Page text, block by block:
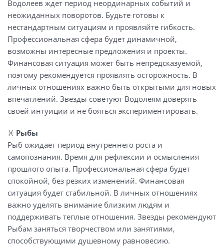
Водолеев ждет период неординарных событий и
неожиданных поворотов. Будьте готовы к
нестандартным ситуациям и проявляйте гибкость.
Профессиональная сфера будет динамичной,
возможны интересные предложения и проекты.
Финансовая ситуация может быть непредсказуемой,
поэтому рекомендуется проявлять осторожность. В
личных отношениях важно быть открытыми для новых
впечатлений. Звезды советуют Водолеям доверять
своей интуиции и не бояться экспериментировать.
♓️ Рыбы
Рыб ожидает период внутреннего роста и
самопознания. Время для рефлексии и осмысления
прошлого опыта. Профессиональная сфера будет
спокойной, без резких изменений. Финансовая
ситуация будет стабильной. В личных отношениях
важно уделять внимание близким людям и
поддерживать теплые отношения. Звезды рекомендуют
Рыбам заняться творчеством или занятиями,
способствующими душевному равновесию.